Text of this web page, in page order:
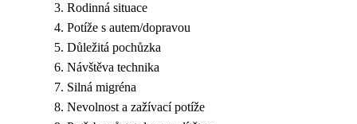
Rodinná situace
Potíže s autem/dopravou
Důležitá pochůzka
Návštěva technika
Silná migréna
Nevolnost a zažívací potíže